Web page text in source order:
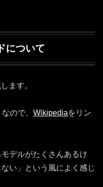
について
ます。
ので、 Wikipediaをリン
デルがたくさんあるけ
い」という風によく感じ